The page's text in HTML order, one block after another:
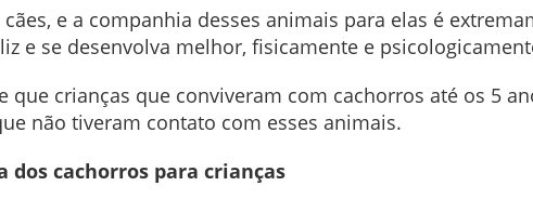
e a companhia desses animais para elas é
e se desenvolva melhor, fisicamente e
que crianças que conviveram com cachorros até os 5
não tiveram contato com esses animais.
dos cachorros para crianças